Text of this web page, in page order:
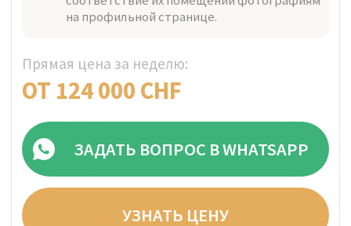
УЗНАТЬ ЦЕНУ